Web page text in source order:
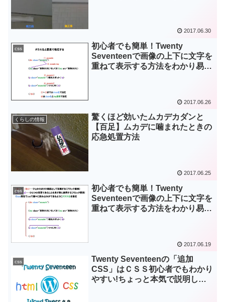
2017.06.30
css
初心者でも簡単！Twenty
Seventeenで画像の上下に文字を
重ねて表示する方法をわかり易く
2017.06.26
くらしの情報
驚くほど効いたムカデカダンと
【百足】ムカデに噛まれたときの
応急処置方法
2017.06.25
css
初心者でも簡単！Twenty
Seventeenで画像の上下に文字を
重ねて表示する方法をわかり易く
2017.06.19
css
Twenty Seventeenの「追加
CSS」はＣＳＳ初心者でもわかり
やすい!ちょっと本気で説明して